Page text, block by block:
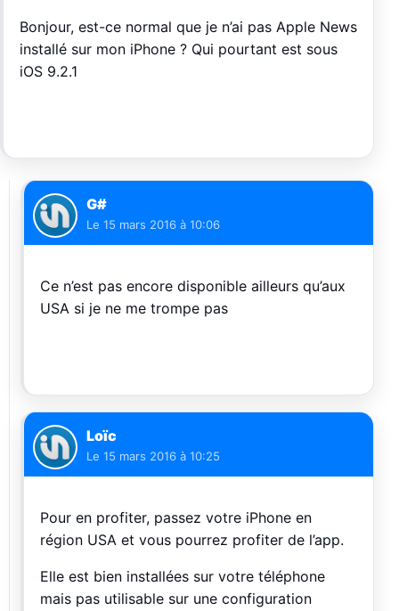
Bonjour, est-ce normal que je n’ai pas Apple News
installé sur mon iPhone ? Qui pourtant est sous
iOS 9.2.1
G#
Le 15 mars 2016 à 10:06
Ce n’est pas encore disponible ailleurs qu’aux
USA si je ne me trompe pas
Loïc
Le 15 mars 2016 à 10:25
Pour en profiter, passez votre iPhone en
région USA et vous pourrez profiter de l’app.
Elle est bien installées sur votre téléphone
mais pas utilisable sur une configuration